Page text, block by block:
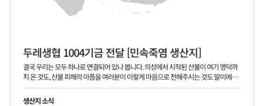
두레생협 1004기금 전달 [민속죽염 생산지]
결국 우리는 모두 하나로 연결되어 있나 봅니다. 의성에서 시작된 산불이 여기 영덕까
지 온 것도, 산불 피해의 아픔을 여러분이 이렇게 마음으로 전해주시는 것도 말이에요.
본의 아니게 걱정을 끼쳐 죄송합니다. 여러분 덕분에 다시 힘을 내겠습니다. 진심으로
고맙습니다.
생산지 소식